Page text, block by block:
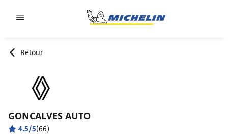
Retour
GONCALVES AUTO
4.5/5(66)